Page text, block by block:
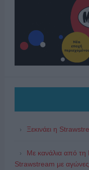
Ξεκινάει η
Με κανάλια από τη
Strawstream με